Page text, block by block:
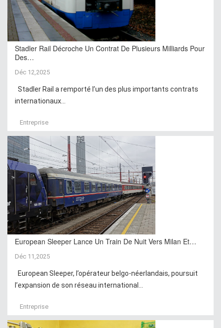
Stadler Rail Décroche Un Contrat De Plusieurs Milliards Pour
Des…
Déc 12,2025
Stadler Rail a remporté l’un des plus importants contrats
internationaux...
Entreprise
European Sleeper Lance Un Train De Nuit Vers Milan Et…
Déc 11,2025
European Sleeper, l’opérateur belgo-néerlandais, poursuit
l’expansion de son réseau international...
Entreprise